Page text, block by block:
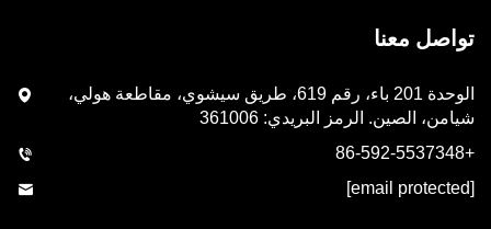
تواصل معنا
الوحدة 201 باء، رقم 619، طريق سيشوي، مقاطعة هولي،
شيامن، الصين. الرمز البريدي: 361006
+86-592-5537348
[email protected]